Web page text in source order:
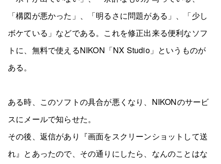
「構図が悪かった」、「明るさに問題がある」、「少し
ボケている」などである。これを修正出来る便利なソフ
トに、無料で使えるNIKON「NX Studio」というものが
ある。
ある時、このソフトの具合が悪くなり、NIKONのサービ
スにメールで知らせた。
その後、返信があり『画面をスクリーンショットして送
れ』とあったので、その通りにしたら、なんのことはな